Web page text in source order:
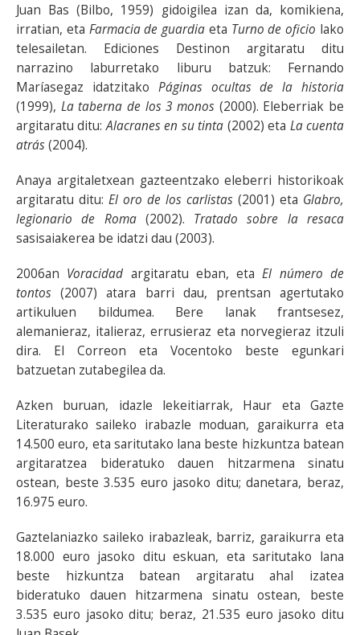
Juan Bas (Bilbo, 1959) gidoigilea izan da, komikiena,
irratian, eta Farmacia de guardia eta Turno de oficio lako
telesailetan. Ediciones Destinon argitaratu ditu
narrazino laburretako liburu batzuk: Fernando
Maríasegaz idatzitako Páginas ocultas de la historia
(1999), La taberna de los 3 monos (2000). Eleberriak be
argitaratu ditu:Alacranes en su tinta (2002) eta La cuenta
atrás(2004).
Anaya argitaletxean gazteentzako eleberri historikoak
argitaratu ditu: El oro de los carlistas (2001) eta Glabro,
legionario de Roma(2002). Tratado sobre la resaca
sasisaiakerea be idatzi dau (2003).
2006an Voracidad argitaratu eban, etaEl número de
tontos (2007) atara barri dau, prentsan agertutako
artikuluen bildumea. Bere lanak frantsesez,
alemanieraz, italieraz, errusieraz eta norvegieraz itzuli
dira. El Correon eta Vocentoko beste egunkari
batzuetan zutabegilea da.
Azken buruan, idazle lekeitiarrak, Haur eta Gazte
Literaturako saileko irabazle moduan, garaikurra eta
14.500 euro, eta saritutako lana beste hizkuntza batean
argitaratzea bideratuko dauen hitzarmena sinatu
ostean, beste 3.535 euro jasoko ditu; danetara, beraz,
16.975 euro.
Gaztelaniazko saileko irabazleak, barriz, garaikurra eta
18.000 euro jasoko ditu eskuan, eta saritutako lana
beste hizkuntza batean argitaratu ahal izatea
bideratuko dauen hitzarmena sinatu ostean, beste
3.535 euro jasoko ditu; beraz, 21.535 euro jasoko ditu